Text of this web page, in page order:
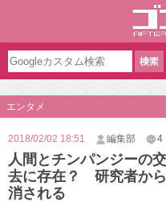
エンタメ
2018/02/02 18:51 編集部 4
人間とチンパンジーの
去に存在？ 研究者か
消される